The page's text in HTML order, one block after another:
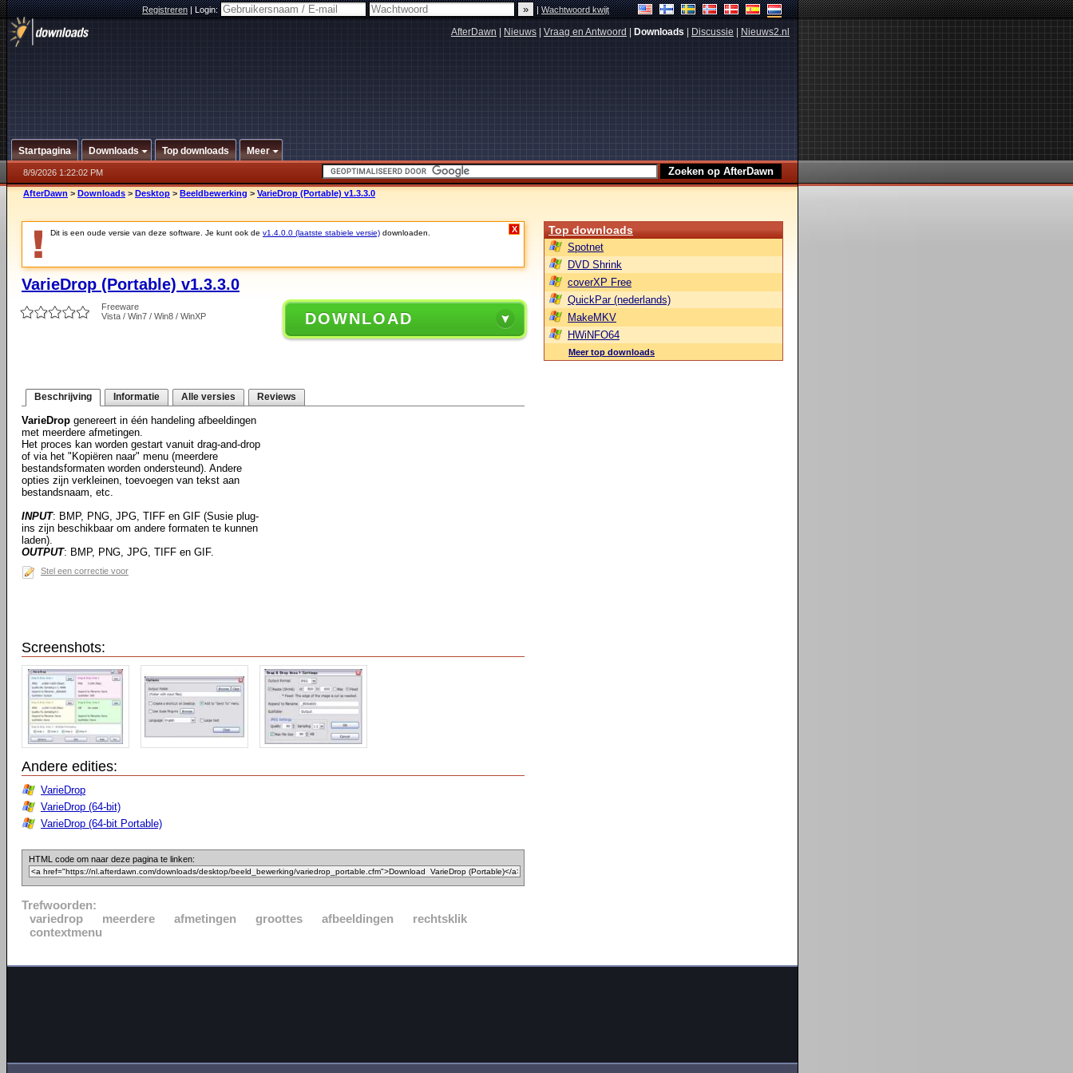
Registreren|Login: |Wachtwoord kwijt
AfterDawn Nieuws Vraag en Antwoord Downloads Discussie Nieuws2.nl
Startpagina Downloads Top downloads Meer
8/9/2026 1:22:02 PM
AfterDawn > Downloads > Desktop > Beeldbewerking > VarieDrop (Portable) v1.3.3.0
Dit is een oude versie van deze software. Je kunt ook de v1.4.0.0 (laatste stabiele versie) downloaden. X
VarieDrop (Portable) v1.3.3.0
Freeware
Vista / Win7 / Win8 / WinXP
DOWNLOAD
Beschrijving Informatie Alle versies Reviews
VarieDrop genereert in één handeling afbeeldingen
met meerdere afmetingen.
Het proces kan worden gestart vanuit drag-and-drop
of via het "Kopiëren naar" menu (meerdere
bestandsformaten worden ondersteund). Andere
opties zijn verkleinen, toevoegen van tekst aan
bestandsnaam, etc.
INPUT: BMP, PNG, JPG, TIFF en GIF (Susie plug-
ins zijn beschikbaar om andere formaten te kunnen
laden).
OUTPUT: BMP, PNG, JPG, TIFF en GIF.
Stel een correctie voor
Screenshots:
Andere edities:
VarieDrop
VarieDrop (64-bit)
VarieDrop (64-bit Portable)
HTML code om naar deze pagina te linken:
Trefwoorden:
variedrop
meerdere afmetingen groottes afbeeldingen
rechtsklik
contextmenu
Top downloads
Spotnet
DVD Shrink
coverXP Free
QuickPar (nederlands)
MakeMKV
HWiNFO64
Meer top downloads